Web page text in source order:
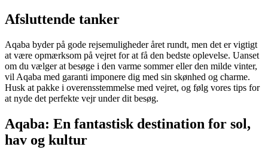
Afsluttende tanker
Aqaba byder på gode rejsemuligheder året rundt, men det er vigtigt
at være opmærksom på vejret for at få den bedste oplevelse. Uanset
om du vælger at besøge i den varme sommer eller den milde vinter,
vil Aqaba med garanti imponere dig med sin skønhed og charme.
Husk at pakke i overensstemmelse med vejret, og følg vores tips for
at nyde det perfekte vejr under dit besøg.
Aqaba: En fantastisk destination for sol,
hav og kultur